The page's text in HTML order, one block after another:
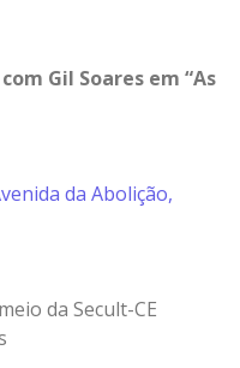
Gil Soares em “As
da Abolição,
da Secult-CE